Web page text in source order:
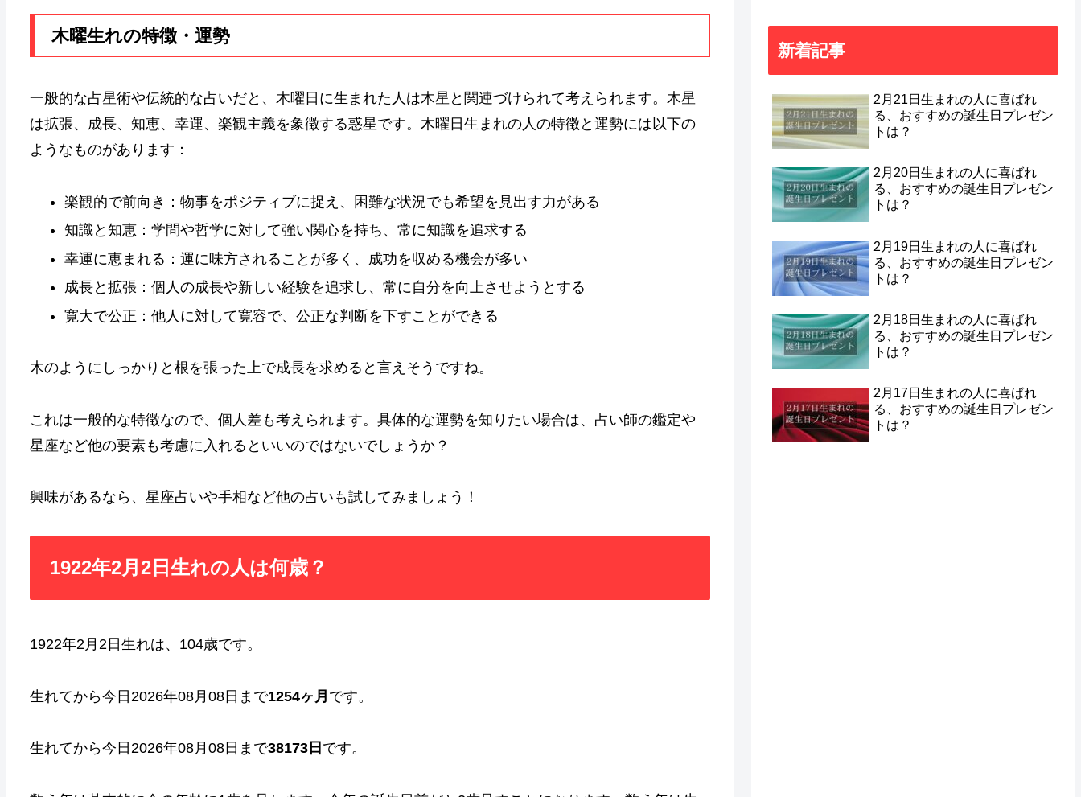
木曜生れの特徴・運勢
一般的な占星術や伝統的な占いだと、木曜日に生まれた人は木星と関連づけられて考えられます。木星
は拡張、成長、知恵、幸運、楽観主義を象徴する惑星です。木曜日生まれの人の特徴と運勢には以下の
ようなものがあります：
楽観的で前向き：物事をポジティブに捉え、困難な状況でも希望を見出す力がある
知識と知恵：学問や哲学に対して強い関心を持ち、常に知識を追求する
幸運に恵まれる：運に味方されることが多く、成功を収める機会が多い
成長と拡張：個人の成長や新しい経験を追求し、常に自分を向上させようとする
寛大で公正：他人に対して寛容で、公正な判断を下すことができる
木のようにしっかりと根を張った上で成長を求めると言えそうですね。
これは一般的な特徴なので、個人差も考えられます。具体的な運勢を知りたい場合は、占い師の鑑定や
星座など他の要素も考慮に入れるといいのではないでしょうか？
興味があるなら、星座占いや手相など他の占いも試してみましょう！
1922年2月2日生れの人は何歳？
1922年2月2日生れは、104歳です。
生れてから今日2026年08月08日まで1254ヶ月 です。
生れてから今日2026年08月08日まで38173日 です。
新着記事
2月21日生まれの人に喜ばれ
る、おすすめの誕生日プレゼン
トは？
2月20日生まれの人に喜ばれ
る、おすすめの誕生日プレゼン
トは？
2月19日生まれの人に喜ばれ
る、おすすめの誕生日プレゼン
トは？
2月18日生まれの人に喜ばれ
る、おすすめの誕生日プレゼン
トは？
2月17日生まれの人に喜ばれ
る、おすすめの誕生日プレゼン
トは？